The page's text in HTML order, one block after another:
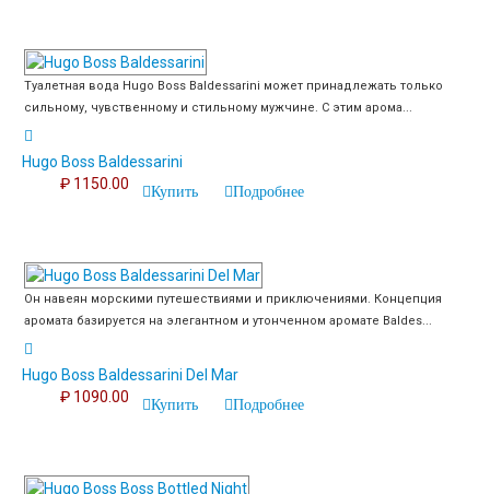
Туалетная вода Hugo Boss Baldessarini может принадлежать только
сильному, чувственному и стильному мужчине. С этим арома...
Hugo Boss Baldessarini
₽ 1150.00
Купить Подробнее
Он навеян морскими путешествиями и приключениями. Концепция
аромата базируется на элегантном и утонченном аромате Baldes...
Hugo Boss Baldessarini Del Mar
₽ 1090.00
Купить Подробнее